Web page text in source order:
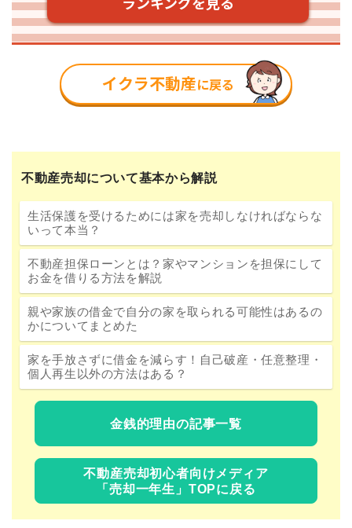
不動産売却について基本から解説
生活保護を受けるためには家を売却しなければならな
いって本当？
不動産担保ローンとは？家やマンションを担保にして
お金を借りる方法を解説
親や家族の借金で自分の家を取られる可能性はあるの
かについてまとめた
家を手放さずに借金を減らす！自己破産・任意整理・
個人再生以外の方法はある？
金銭的理由の記事一覧
不動産売却初心者向けメディア
「売却一年生」TOPに戻る